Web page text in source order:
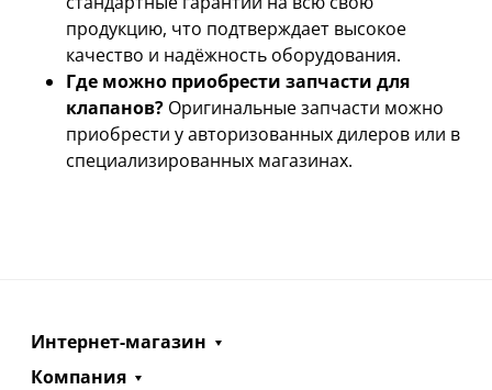
продукцию, что подтверждает высокое
качество и надёжность оборудования.
Где можно приобрести запчасти для
клапанов? Оригинальные запчасти можно
приобрести у авторизованных дилеров или в
специализированных магазинах.
Интернет-магазин
Компания